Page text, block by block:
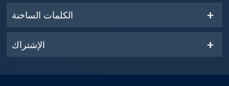
الكلمات الساخنة
الإشتراك